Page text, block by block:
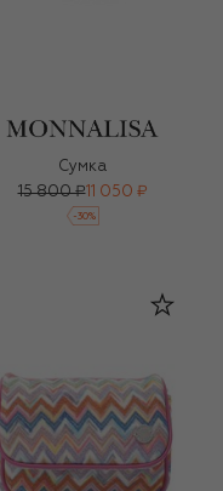
Сумка
15 800 ₽11 050 ₽
-30%